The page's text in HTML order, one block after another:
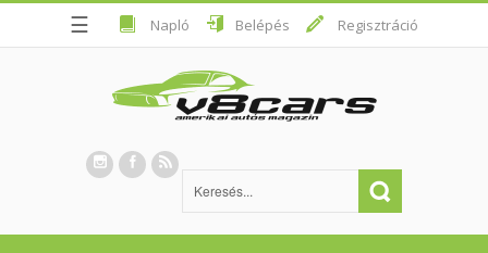
☰ Napló Belépés Regisztráció